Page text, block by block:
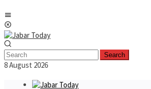
to
content
Search
8 August 2026